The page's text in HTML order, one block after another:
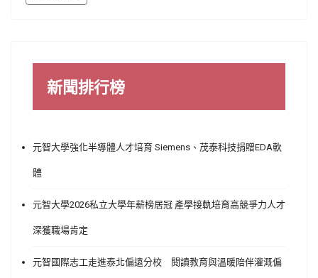
新聞排行榜
元智大學強化半導體人才培育 Siemens、茂泰科技捐贈EDA軟
體
元智大學2026私立大學年薪榜居冠 產學接軌培育高競爭力人才
深獲職場肯定
元智國際志工走進泰北偏遠分校 閱讀教育與溫暖陪伴灌溉偏